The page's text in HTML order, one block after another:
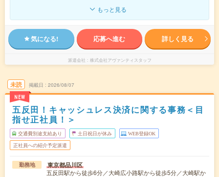
もっと見る
気になる! 応募へ進む 詳しく見る
派遣会社 株式会社アヴァンティスタッフ
未読
NEW
掲載日 2026/08/07
五反田！キャッシュレス決済に関する事務＜目
指せ正社員！＞
交通費別途支給あり 土日祝日が休み WEB登録OK
正社員への紹介予定派遣
勤務地 東京都品川区
五反田駅から徒歩6分／大崎広小路駅から徒歩5分／大崎駅か